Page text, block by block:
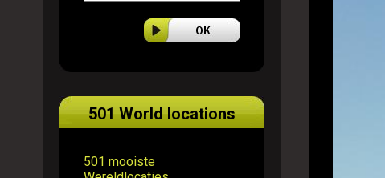
501 World locations
501 mooiste